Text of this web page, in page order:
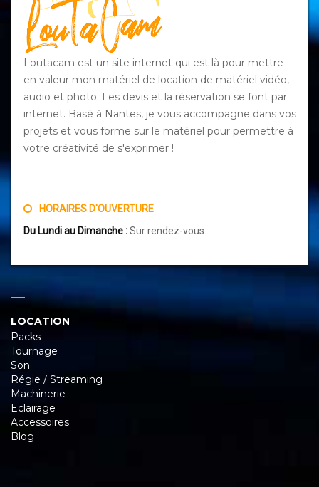
Loutacam est un site internet qui est là pour mettre
en valeur mon matériel de location de matériel vidéo,
audio et photo. Les devis et la réservation se font par
internet. Basé à Nantes, je vous accompagne dans vos
projets et vous forme sur le matériel pour permettre à
votre créativité de s'exprimer !
HORAIRES D'OUVERTURE
Du Lundi au Dimanche :Sur rendez-vous
LOCATION
Packs
Tournage
Son
Régie / Streaming
Machinerie
Eclairage
Accessoires
Blog